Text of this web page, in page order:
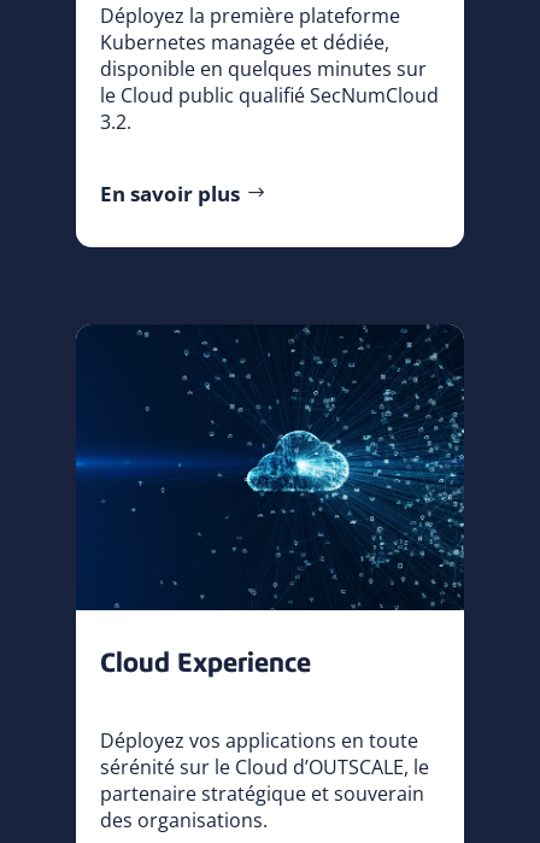
Déployez la première plateforme
Kubernetes managée et dédiée,
disponible en quelques minutes sur
le Cloud public qualifié SecNumCloud
3.2.
En savoir plus
Cloud Experience
Déployez vos applications en toute
sérénité sur le Cloud d’OUTSCALE, le
partenaire stratégique et souverain
des organisations.